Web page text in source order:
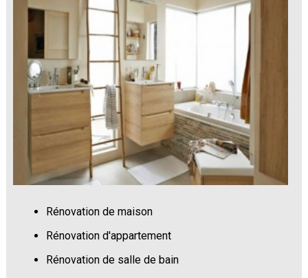
Rénovation de maison
Rénovation d'appartement
Rénovation de salle de bain